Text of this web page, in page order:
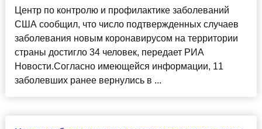
Центр по контролю и профилактике заболеваний
США сообщил, что число подтвержденных случаев
заболевания новым коронавирусом на территории
страны достигло 34 человек, передает РИА
Новости.Согласно имеющейся информации, 11
заболевших ранее вернулись в ...